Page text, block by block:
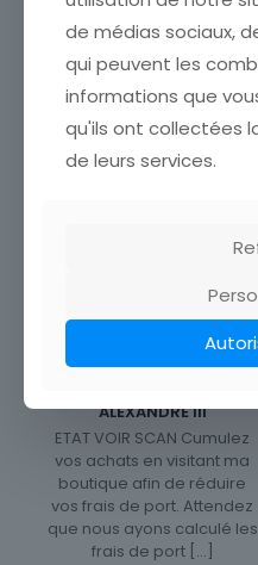
que nous ayons calculé les
frais de port[…]
2,00€
Ajouter au panier
ALEXANDRE III
ETAT VOIR SCAN Cumulez
vos achats en visitant ma
boutique afin de réduire
vos frais de port. Attendez
que nous ayons calculé les
frais de port[…]
de médias sociaux,
qui peuvent les
informations que
qu'ils ont collectées
de leurs services.